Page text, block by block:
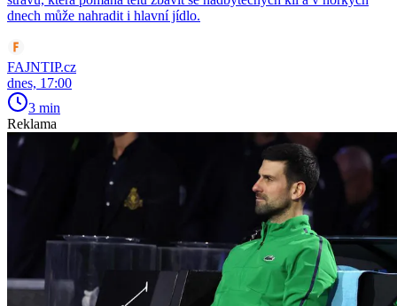
dnech může nahradit i hlavní jídlo.
FAJNTIP.cz
dnes, 17:00
3 min
Reklama